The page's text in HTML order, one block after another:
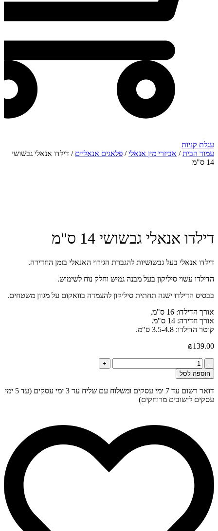
עגלת קניות
עמוד הבית/ אביזרי מין אנאלי/ פלאגים אנאליים / דילדו אנאלי גבשושי
14 ס"מ
דילדו אנאלי גבשושי 14 ס"מ
דילדו אנאלי בעל גבשושיות להגברת הגירוי האנאלי בזמן החדירה.
הדילדו עשוי סיליקון בעל מבנה גמיש וחלק נוח לשימוש.
בבסיס הדילדו ישנה תחתית סיליקון להצמדה בוואקום על מגוון משטחים.
אורך הדילדו: 16 ס"מ.
אורך חדירה: 14 ס"מ.
קוטר הדילדו: 3.5-4.8 ס"מ.
₪139.00
-
כמות
של
דילדו
אנאלי
גבשושי
14
+
הוספה לסל
דואר רשום עד 7 ימי עסקים ומשלוח עם שליח עד 3 ימי עסקים (עד 5 ימי
עסקים לישובים מרוחקים)